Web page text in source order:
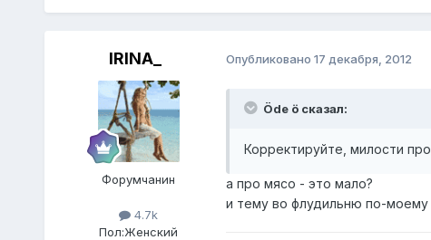
IRINA_
Форумчанин
4.7k
Пол:Женский
Опубликовано 17 декабря, 2012
Öde ö сказал:
Корректируйте, милости
а про мясо - это мало?
и тему во флудильню по-